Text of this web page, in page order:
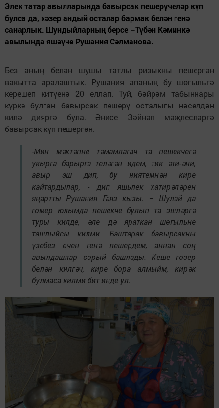
Элек татар авылларында бавырсак пешерүчеләр күп
булса да, хәзер андый осталар бармак белән генә
санарлык. Шундыйларның берсе –Түбән Кәминкә
авылында яшәүче Рушания Сәлманова.
Без аның белән шушы татлы ризыкны пешергән
вакытта аралаштык. Рушания апаның бу шөгыльгә
керешеп китүенә 20 еллап. Туй, бәйрәм табыннары
күрке булган бавырсак пешерү осталыгы нәселдән
килә дияргә була. Әнисе Зәйнәп мәҗлесләргә
бавырсак күп пешергән.
-Мин мәктәпне тәмамлагач та пешекчегә
укырга барырга теләгән идем, тик әти-әни,
авыр эш дип, бу ниятемнән кире
кайтардылар, - дип яшьлек хатирәләрен
яңартты Рушания Гаяз кызы. – Шулай да
гомер юлымда пешекче булып та эшләргә
туры килде, әле дә яраткан шөгыльне
ташлыйсы килми. Баштарак бавырсакны
үзебез өчен генә пешердем, аннан соң
авылдашлар сорый башлады. Кеше гозер
белән килгәч, кире бора алмыйм, кирәк
булмаса килми бит инде ул.